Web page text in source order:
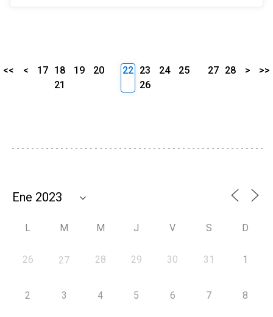
<< < 17 18 19
20
21
22 23 24
25
26
27 28 > >>
L M M J V S D
26 27 28 29 30 31 1
2 3 4 5 6 7 8